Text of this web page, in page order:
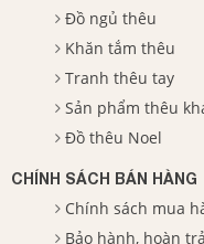
Đồ ngủ thêu
Khăn tắm thêu
Tranh thêu tay
Sản phẩm thêu
Đồ thêu Noel
CHÍNH SÁCH BÁN HÀNG
Chính sách mua
Bảo hành, hoàn